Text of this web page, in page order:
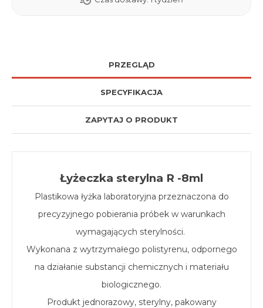
PRZEGLĄD
SPECYFIKACJA
ZAPYTAJ O PRODUKT
Łyżeczka sterylna R -8ml
Plastikowa łyżka laboratoryjna przeznaczona do
precyzyjnego pobierania próbek w warunkach
wymagających sterylności.
Wykonana z wytrzymałego polistyrenu, odpornego
na działanie substancji chemicznych i materiału
biologicznego.
Produkt jednorazowy, sterylny, pakowany